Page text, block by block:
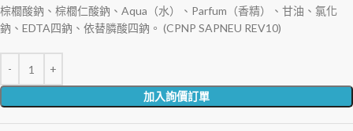
棕櫚酸鈉、棕櫚仁酸鈉、Aqua（水）、Parfum（香精）、甘油、氯化
鈉、EDTA四鈉、依替膦酸四鈉。 (CPNP SAPNEU REV10)
加入詢價訂單